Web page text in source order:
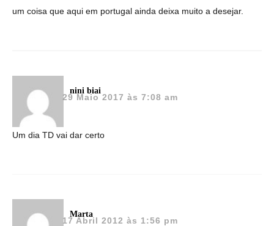
um coisa que aqui em portugal ainda deixa muito a desejar.
nini biai
29 Maio 2017 às 7:08 am
Um dia TD vai dar certo
Marta
17 Abril 2012 às 1:56 pm